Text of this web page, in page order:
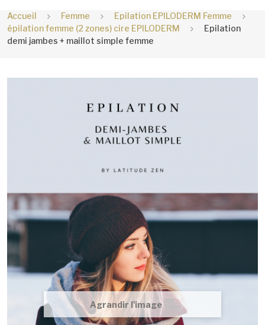
Accueil Femme
Epilation EPILODERM Femme
épilation femme (2 zones) cire EPILODERM
Epilation
demi jambes + maillot simple femme
Agrandir l'image